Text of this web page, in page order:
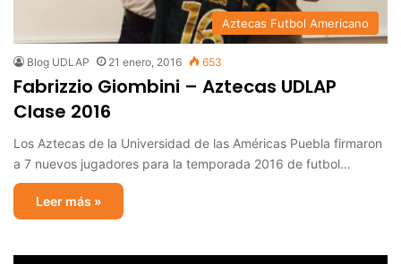
Aztecas Futbol Americano
Blog UDLAP 21 enero, 2016 653
Fabrizzio Giombini – Aztecas UDLAP
Clase 2016
Los Aztecas de la Universidad de las Américas Puebla firmaron
a 7 nuevos jugadores para la temporada 2016 de futbol…
Leer más »